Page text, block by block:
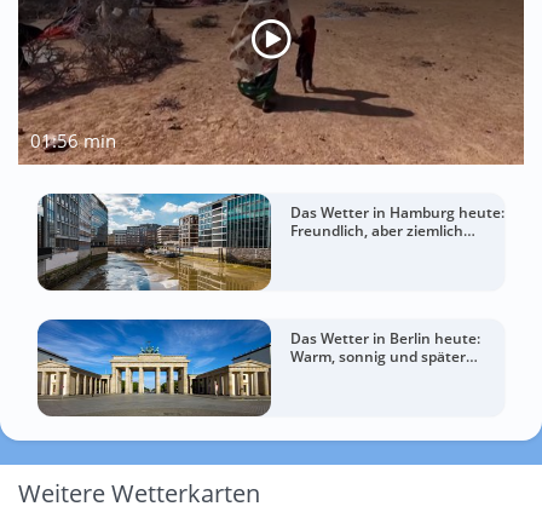
01:56 min
Das Wetter in Hamburg heute:
Freundlich, aber ziemlich
Das Wetter in Berlin heute:
Warm, sonnig und später
Weitere Wetterkarten